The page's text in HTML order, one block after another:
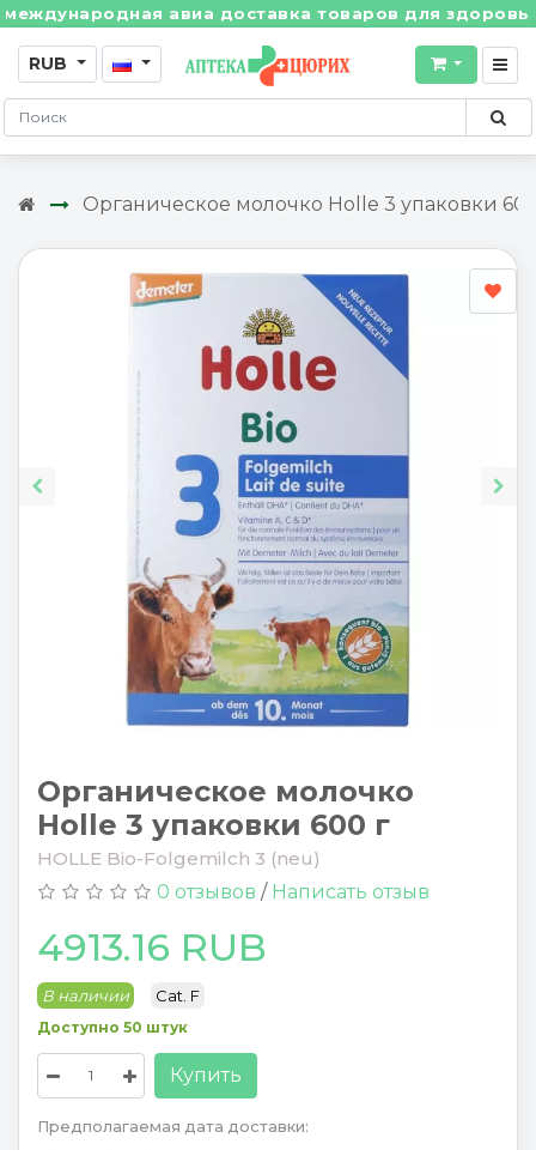
авиа доставка товаров для здоровья
RUB
Органическое молочко Holle 3 упаковки
Органическое молочко
Holle 3 упаковки 600 г
HOLLE Bio-Folgemilch 3 (neu)
0 отзывов / Написать отзыв
4913.16 RUB
В наличии Cat. F
Доступно 50 штук
Купить
Предполагаемая дата доставки: